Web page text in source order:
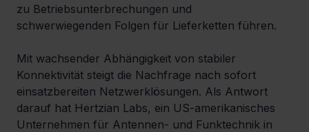
zu Betriebsunterbrechungen und
schwerwiegenden Folgen für Lieferketten führen.
Mit wachsender Abhängigkeit von stabiler
Konnektivität steigt die Nachfrage nach sofort
einsatzbereiten Netzwerklösungen. Als Antwort
darauf hat Hertzian Labs, ein US-amerikanisches
Unternehmen für Antennen- und Funktechnik in